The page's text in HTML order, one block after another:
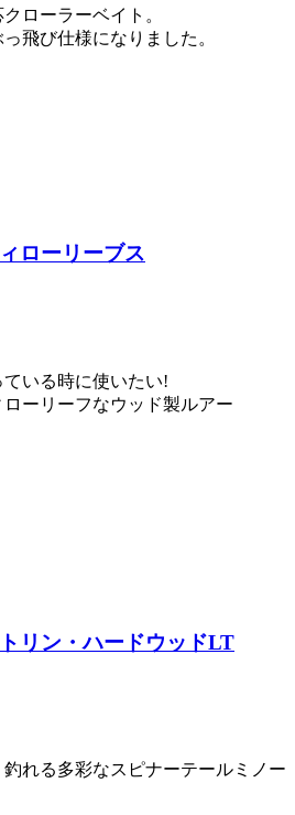
ローラーベイト。
飛び仕様になりました。
ローリーブス
いる時に使いたい!
ーリーフなウッド製ルアー
リン・ハードウッドLT
れる多彩なスピナーテールミノー